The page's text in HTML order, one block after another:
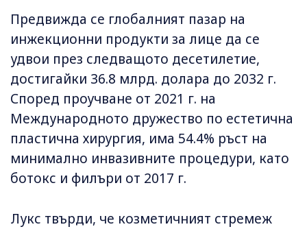
Предвижда се глобалният пазар на
инжекционни продукти за лице да се
удвои през следващото десетилетие,
достигайки 36.8 млрд. долара до 2032 г.
Според проучване от 2021 г. на
Международното дружество по естетична
пластична хирургия, има 54.4% ръст на
минимално инвазивните процедури, като
ботокс и филъри от 2017 г.
Лукс твърди, че козметичният стремеж